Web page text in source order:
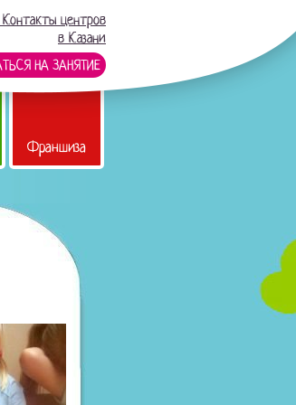
центров
в Казани
НА ЗАНЯТИЕ
Франшиза